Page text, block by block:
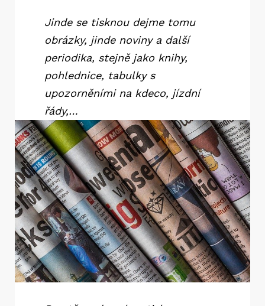
Jinde se tisknou dejme tomu
obrázky, jinde noviny a další
periodika, stejně jako knihy,
pohlednice, tabulky s
upozorněními na kdeco, jízdní
řády,…